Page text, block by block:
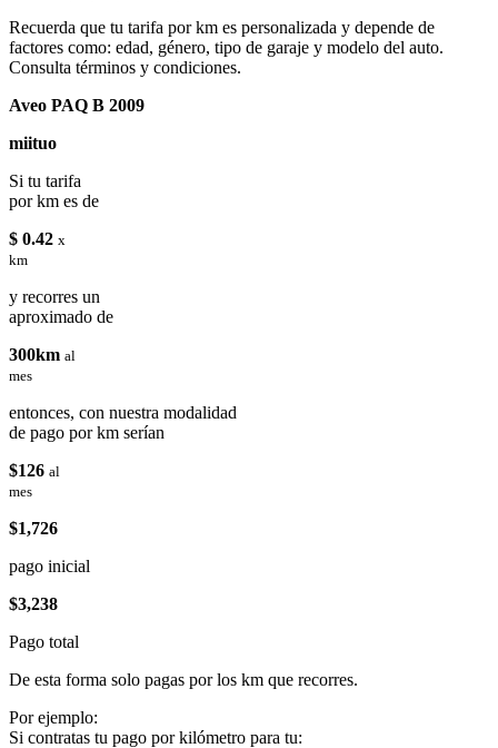
Recuerda que tu tarifa por km es personalizada y depende de
factores como: edad, género, tipo de garaje y modelo del auto.
Consulta términos y condiciones.
Aveo PAQ B 2009
miituo
Si tu tarifa
por km es de
$ 0.42 x
km
y recorres un
aproximado de
300km al
mes
entonces, con nuestra modalidad
de pago por km serían
$126 al
mes
$1,726
pago inicial
$3,238
Pago total
De esta forma solo pagas por los km que recorres.
Por ejemplo:
Si contratas tu pago por kilómetro para tu: